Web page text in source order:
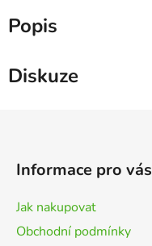
Popis
Diskuze
Informace pro vás
Jak nakupovat
Obchodní podmínky